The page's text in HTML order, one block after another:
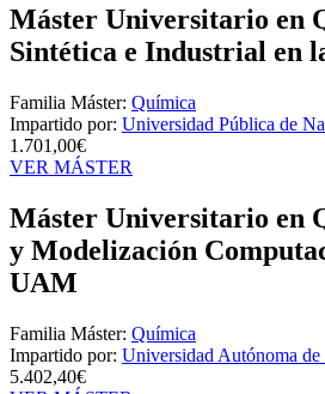
Máster Universitario en
Sintética e Industrial en
Familia Máster: Química
Impartido por: Universidad Pública de
1.701,00€
VER MÁSTER
Máster Universitario en
y Modelización
UAM
Familia Máster: Química
Impartido por: Universidad Autónoma
5.402,40€